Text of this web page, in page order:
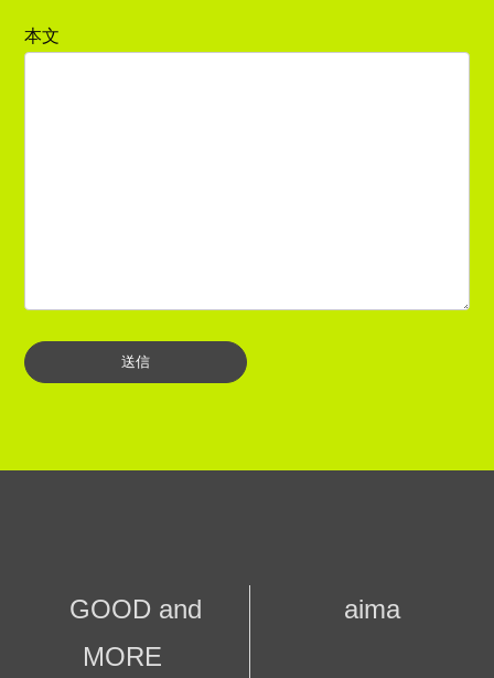
本文
GOOD and
MORE
aima